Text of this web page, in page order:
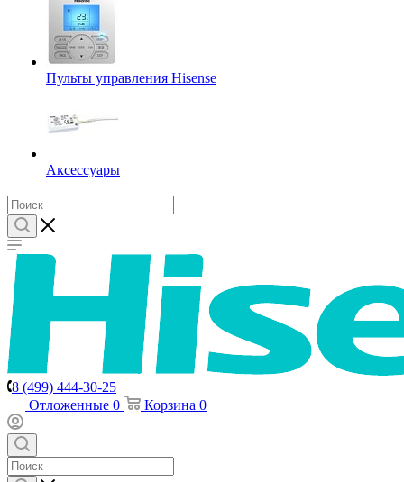
Пульты управления Hisense
Аксессуары
8 (499) 444-30-25
Отложенные 0 Корзина 0